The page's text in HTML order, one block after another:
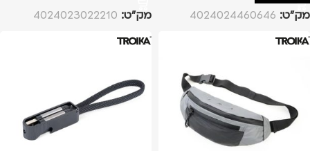
מק”ט: 4024024460646 מק”ט: 4024023022210